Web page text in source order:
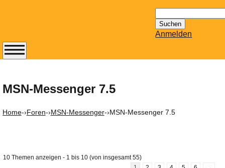
nach:
Anmelden
MSN-Messenger 7.5
Home-›Foren-›MSN-Messenger-›MSN-Messenger 7.5
10 Themen anzeigen - 1 bis 10 (von insgesamt 55)
Abonnieren Sie den
erscheinenden
Mailhilfe.de
Email für Sie